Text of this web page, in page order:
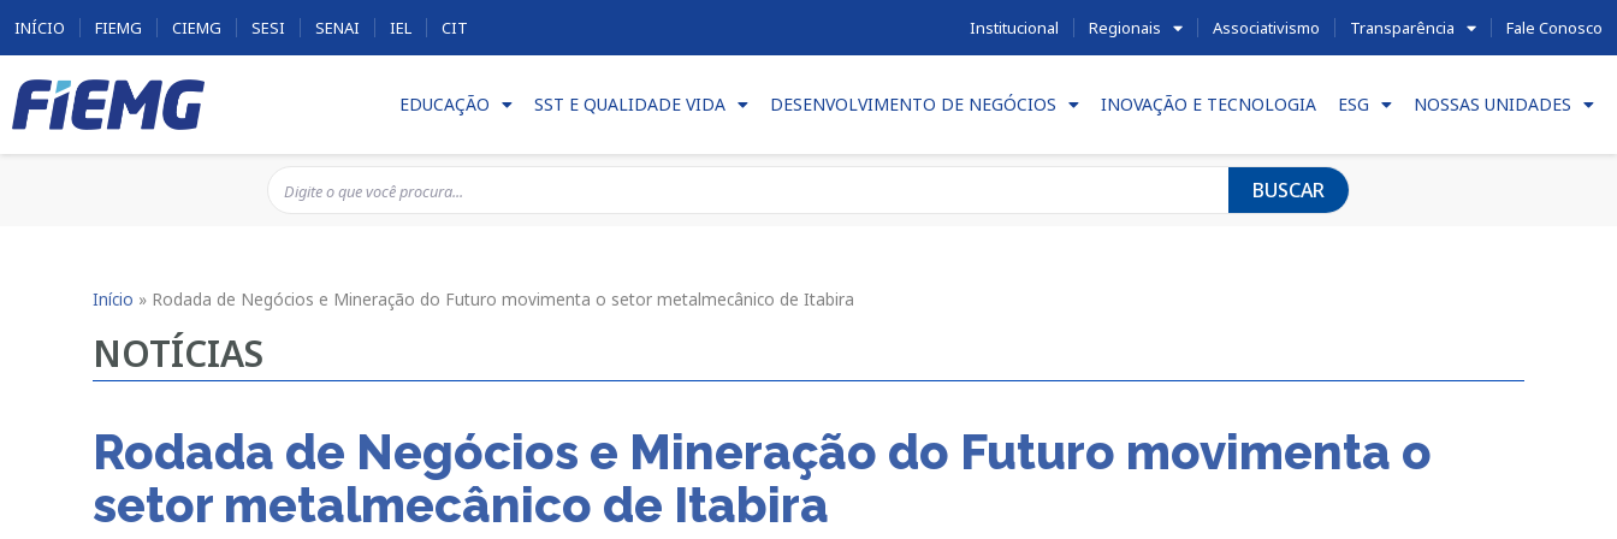
INÍCIO FIEMG CIEMG SESI SENAI IEL CIT Institucional Regionais Associativismo Transparência Fale Conosco
EDUCAÇÃO SST E QUALIDADE VIDA DESENVOLVIMENTO DE NEGÓCIOS INOVAÇÃO E TECNOLOGIA ESG NOSSAS UNIDADES
BUSCAR
Início » Rodada de Negócios e Mineração do Futuro movimenta o setor metalmecânico de Itabira
NOTÍCIAS
Rodada de Negócios e Mineração do Futuro movimenta o
setor metalmecânico de Itabira